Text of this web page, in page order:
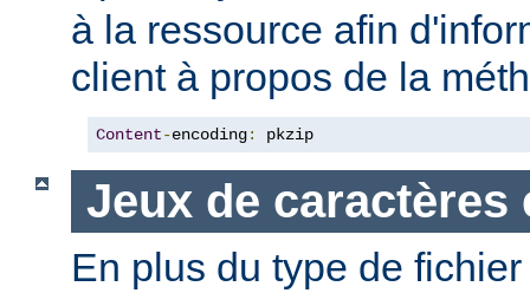
à la ressource afin
client à propos de la
Content-encoding: pkzip
Jeux de caractères
En plus du type de